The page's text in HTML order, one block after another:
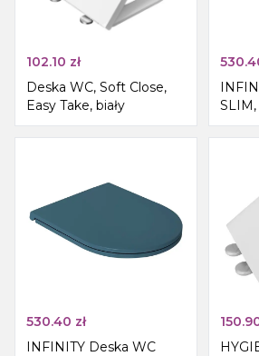
102.10 zł
Deska WC, Soft Close,
Easy Take, biały
SLIM,
Take,
530.40 zł
INFINITY Deska WC